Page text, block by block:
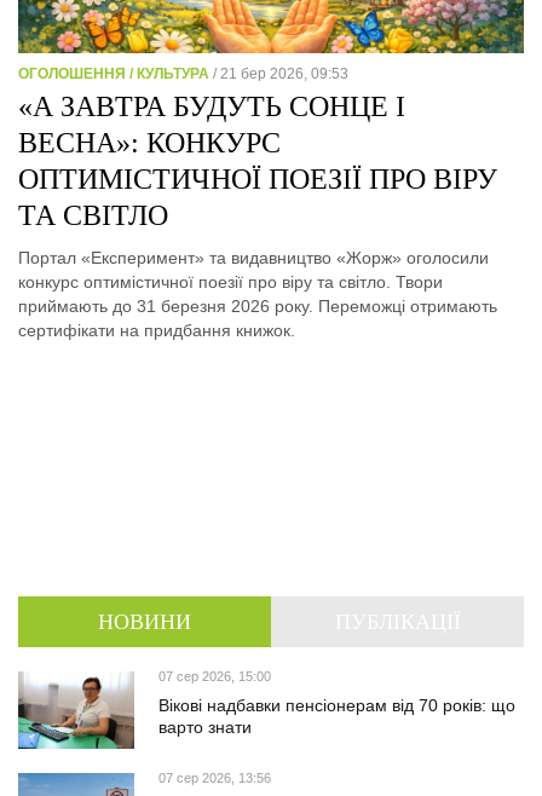
ОГОЛОШЕННЯ / КУЛЬТУРА / 21 бер 2026, 09:53
«А ЗАВТРА БУДУТЬ СОНЦЕ І
ВЕСНА»: КОНКУРС
ОПТИМІСТИЧНОЇ ПОЕЗІЇ ПРО ВІРУ
ТА СВІТЛО
Портал «Експеримент» та видавництво «Жорж» оголосили
конкурс оптимістичної поезії про віру та світло. Твори
приймають до 31 березня 2026 року. Переможці отримають
сертифікати на придбання книжок.
НОВИНИ
07 сер 2026, 15:00
Вікові надбавки пенсіонерам від 70 років: що
варто знати
07 сер 2026, 13:56